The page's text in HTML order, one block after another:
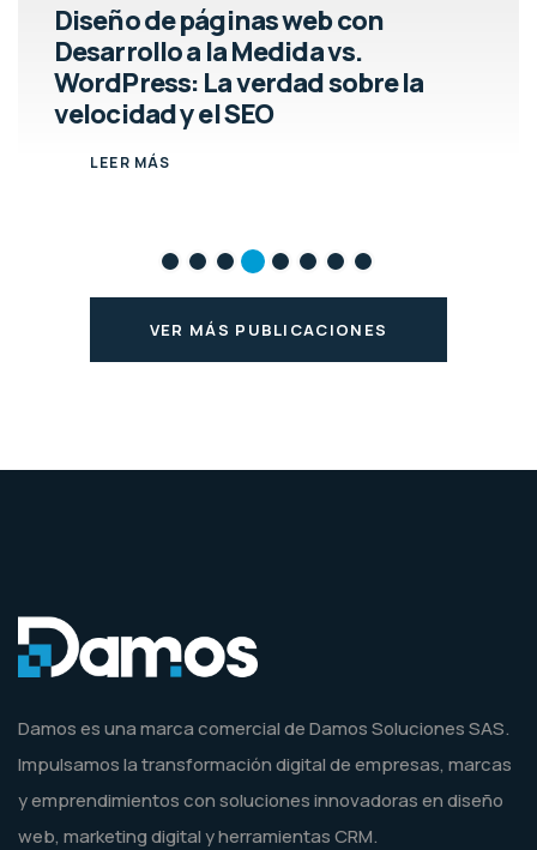
Diseño de páginas web con
Desarrollo a la Medida vs.
WordPress: La verdad sobre la
velocidad y el SEO
LEER MÁS
VER MÁS PUBLICACIONES
Damos es una marca comercial de Damos Soluciones SAS.
Impulsamos la transformación digital de empresas, marcas
y emprendimientos con soluciones innovadoras en diseño
web, marketing digital y herramientas CRM.